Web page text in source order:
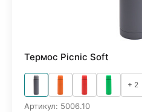
Термос Picnic Soft
+ 2
Артикул: 5006.10